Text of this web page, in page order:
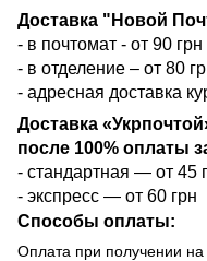
Доставка "Новой
- в почтомат - от 90 грн
- в отделение – от 80
- адресная доставка
Доставка
после 100% оплаты
- стандартная — от 45
- экспресс — от 60 грн
Способы оплаты:
Оплата при получении